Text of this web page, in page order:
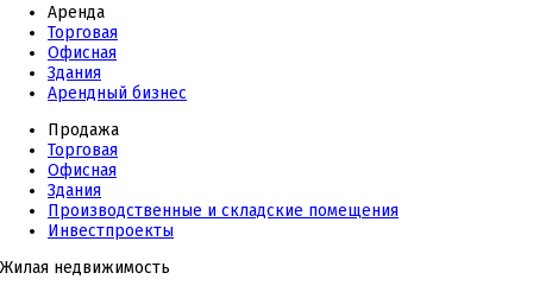
Аренда
Торговая
Офисная
Здания
Арендный бизнес
Продажа
Торговая
Офисная
Здания
Производственные и складские помещения
Инвестпроекты
Жилая недвижимость